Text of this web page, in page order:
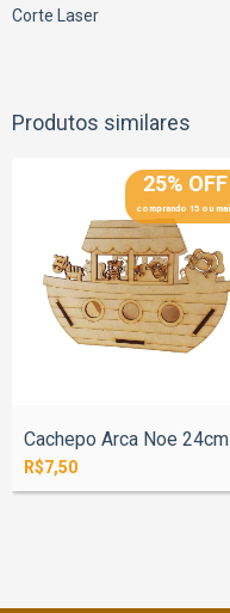
Corte Laser
Produtos similares
25% OFF
comprando 15 ou
Cachepo Arca Noe 24cm
R$7,50